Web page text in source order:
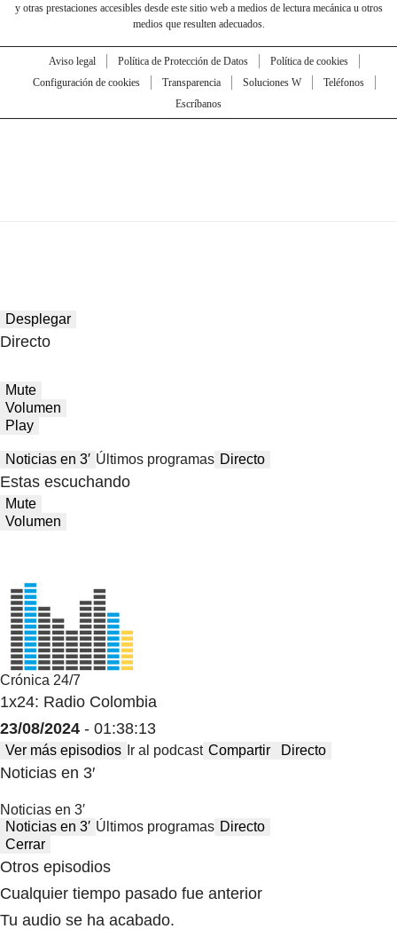
y otras prestaciones accesibles desde este sitio web a medios de lectura mecánica u otros
medios que resulten adecuados.
Aviso legal Política de Protección de Datos
Política de cookies
Configuración de cookies
Transparencia Soluciones W
Teléfonos
Escríbanos
Desplegar
Directo
Mute
Volumen
Play
Noticias en 3′ Últimos programas Directo
Estas escuchando
Mute
Volumen
Crónica 24/7
1x24: Radio Colombia
23/08/2024 - 01:38:13
Ver más episodios Ir al podcast Compartir Directo
Noticias en 3′
Noticias en 3′
Noticias en 3′ Últimos programas Directo
Cerrar
Otros episodios
Cualquier tiempo pasado fue anterior
Tu audio se ha acabado.